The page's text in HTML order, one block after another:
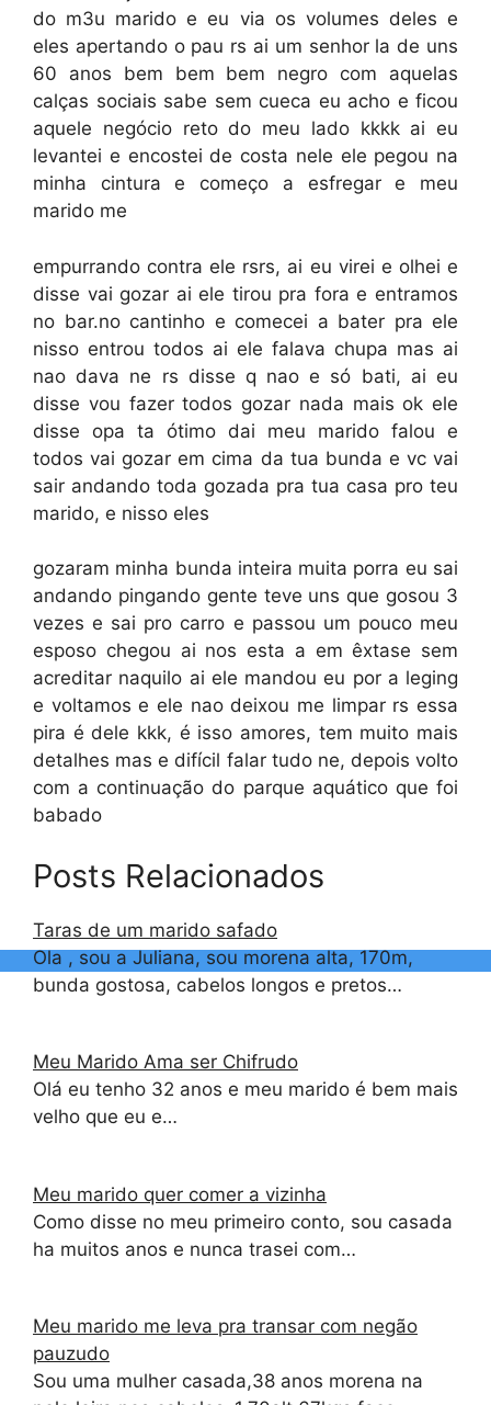
do m3u marido e eu via os volumes deles e
eles apertando o pau rs ai um senhor la de uns
60 anos bem bem bem negro com aquelas
calças sociais sabe sem cueca eu acho e ficou
aquele negócio reto do meu lado kkkk ai eu
levantei e encostei de costa nele ele pegou na
minha cintura e começo a esfregar e meu
marido me
empurrando contra ele rsrs, ai eu virei e olhei e
disse vai gozar ai ele tirou pra fora e entramos
no bar.no cantinho e comecei a bater pra ele
nisso entrou todos ai ele falava chupa mas ai
nao dava ne rs disse q nao e só bati, ai eu
disse vou fazer todos gozar nada mais ok ele
disse opa ta ótimo dai meu marido falou e
todos vai gozar em cima da tua bunda e vc vai
sair andando toda gozada pra tua casa pro teu
marido, e nisso eles
gozaram minha bunda inteira muita porra eu sai
andando pingando gente teve uns que gosou 3
vezes e sai pro carro e passou um pouco meu
esposo chegou ai nos esta a em êxtase sem
acreditar naquilo ai ele mandou eu por a leging
e voltamos e ele nao deixou me limpar rs essa
pira é dele kkk, é isso amores, tem muito mais
detalhes mas e difícil falar tudo ne, depois volto
com a continuação do parque aquático que foi
babado
Posts Relacionados
Taras de um marido safado
Ola , sou a Juliana, sou morena alta, 170m,
bunda gostosa, cabelos longos e pretos…
Meu Marido Ama ser Chifrudo
Olá eu tenho 32 anos e meu marido é bem mais
velho que eu e…
Meu marido quer comer a vizinha
Como disse no meu primeiro conto, sou casada
ha muitos anos e nunca trasei com…
Meu marido me leva pra transar com negão
pauzudo
Sou uma mulher casada,38 anos morena na